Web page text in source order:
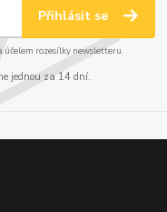
Přihlásit se
účelem rozesílky newsletteru.
jednou za 14 dní.